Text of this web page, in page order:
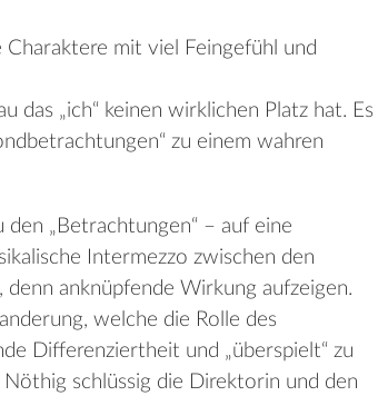
Charaktere mit viel Feingefühl und
das „ich“ keinen wirklichen Platz hat. Es
zu einem wahren
„Betrachtungen“ – auf eine
Intermezzo zwischen den
anknüpfende Wirkung aufzeigen.
welche die Rolle des
Differenziertheit und „überspielt“ zu
schlüssig die Direktorin und den